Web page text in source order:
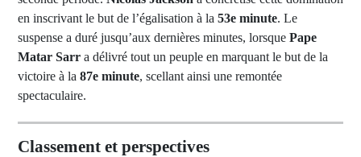
en inscrivant le but de l’égalisation à la 53e minute. Le
suspense a duré jusqu’aux dernières minutes, lorsque Pape
Matar Sarr a délivré tout un peuple en marquant le but de la
victoire à la 87e minute, scellant ainsi une remontée
spectaculaire.
Classement et perspectives